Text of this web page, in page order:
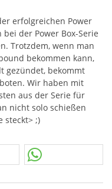
erfolgreichen Power
bei der Power Box-Serie
Trotzdem, wenn man
bekommen kann,
gezündet, bekommt
Wir haben mit
aus der Serie für
nicht solo schießen
steckt> ;)